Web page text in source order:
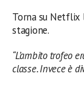
Torna su Netflix
stagione.
“L’ambito trofeo
classe. Invece è